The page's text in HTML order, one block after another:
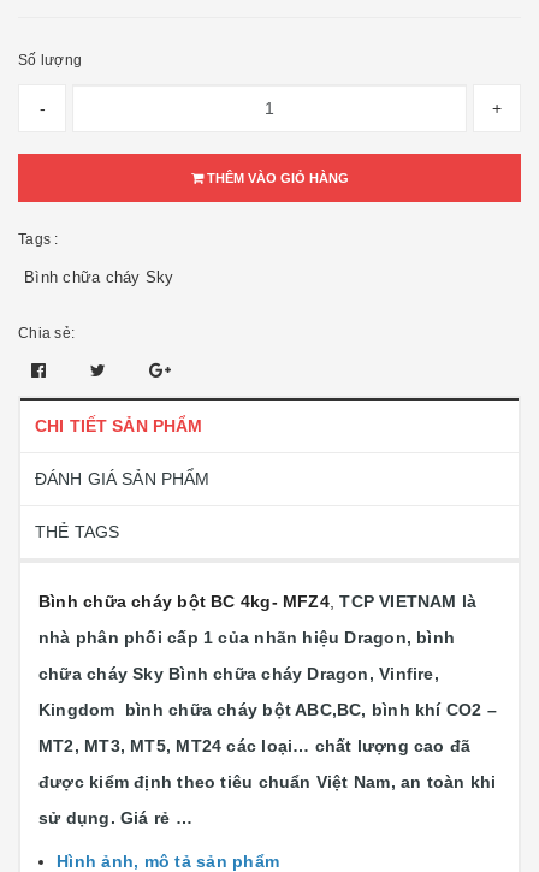
Số lượng
- +
THÊM VÀO GIỎ HÀNG
Tags :
Bình chữa cháy Sky
Chia sẻ:
CHI TIẾT SẢN PHẨM
ĐÁNH GIÁ SẢN PHẨM
THẺ TAGS
Bình chữa cháy bột BC 4kg- MFZ4,TCP VIETNAM là
nhà phân phối cấp 1 của nhãn hiệu Dragon, bình
chữa cháy Sky Bình chữa cháy Dragon, Vinfire,
Kingdom bình chữa cháy bột ABC,BC, bình khí CO2 –
MT2, MT3, MT5, MT24 các loại… chất lượng cao đã
được kiểm định theo tiêu chuẩn Việt Nam, an toàn khi
sử dụng. Giá rẻ …
Hình ảnh, mô tả sản phẩm